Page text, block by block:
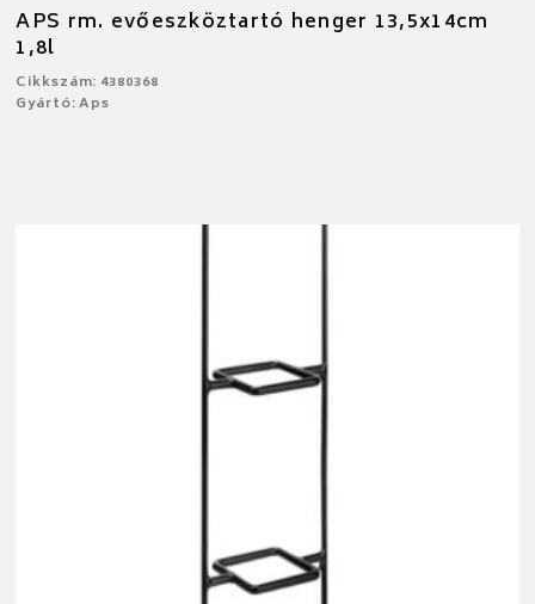
APS rm. evőeszköztartó henger 13,5x14cm
1,8l
Cikkszám: 4380368
Gyártó: Aps